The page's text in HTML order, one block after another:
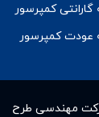
کمپرسور
عودت کمپرسور
مهندسی طرح